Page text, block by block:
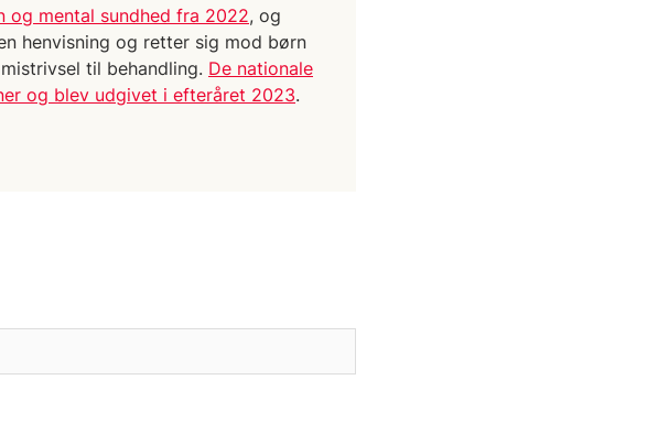
og mental sundhed fra 2022, og
henvisning og retter sig mod børn
til behandling. De nationale
og blev udgivet i efteråret 2023.